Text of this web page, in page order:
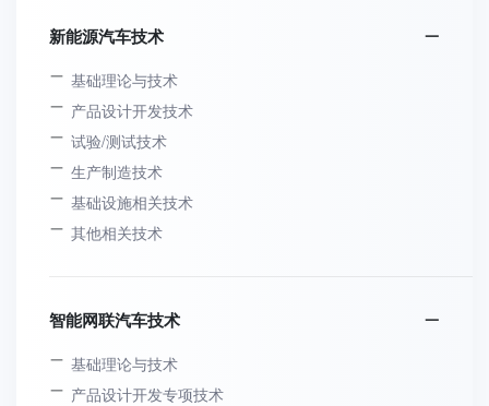
新能源汽车技术
基础理论与技术
产品设计开发技术
试验/测试技术
生产制造技术
基础设施相关技术
其他相关技术
智能网联汽车技术
基础理论与技术
产品设计开发专项技术